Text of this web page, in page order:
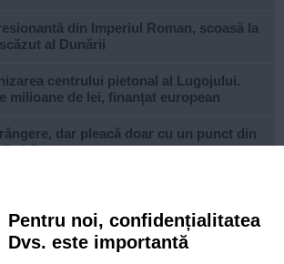
din Imperiul Roman, scoasă la
al Dunării
centrului pietonal al Lugojului.
milioane de lei, finanțat european
dar pleacă doar cu un punct din
Timișoara
sportivă din Dacia. Primăria a ridicat
amplasate ilegal
Pentru noi, confidențialitatea
Dvs. este importantă